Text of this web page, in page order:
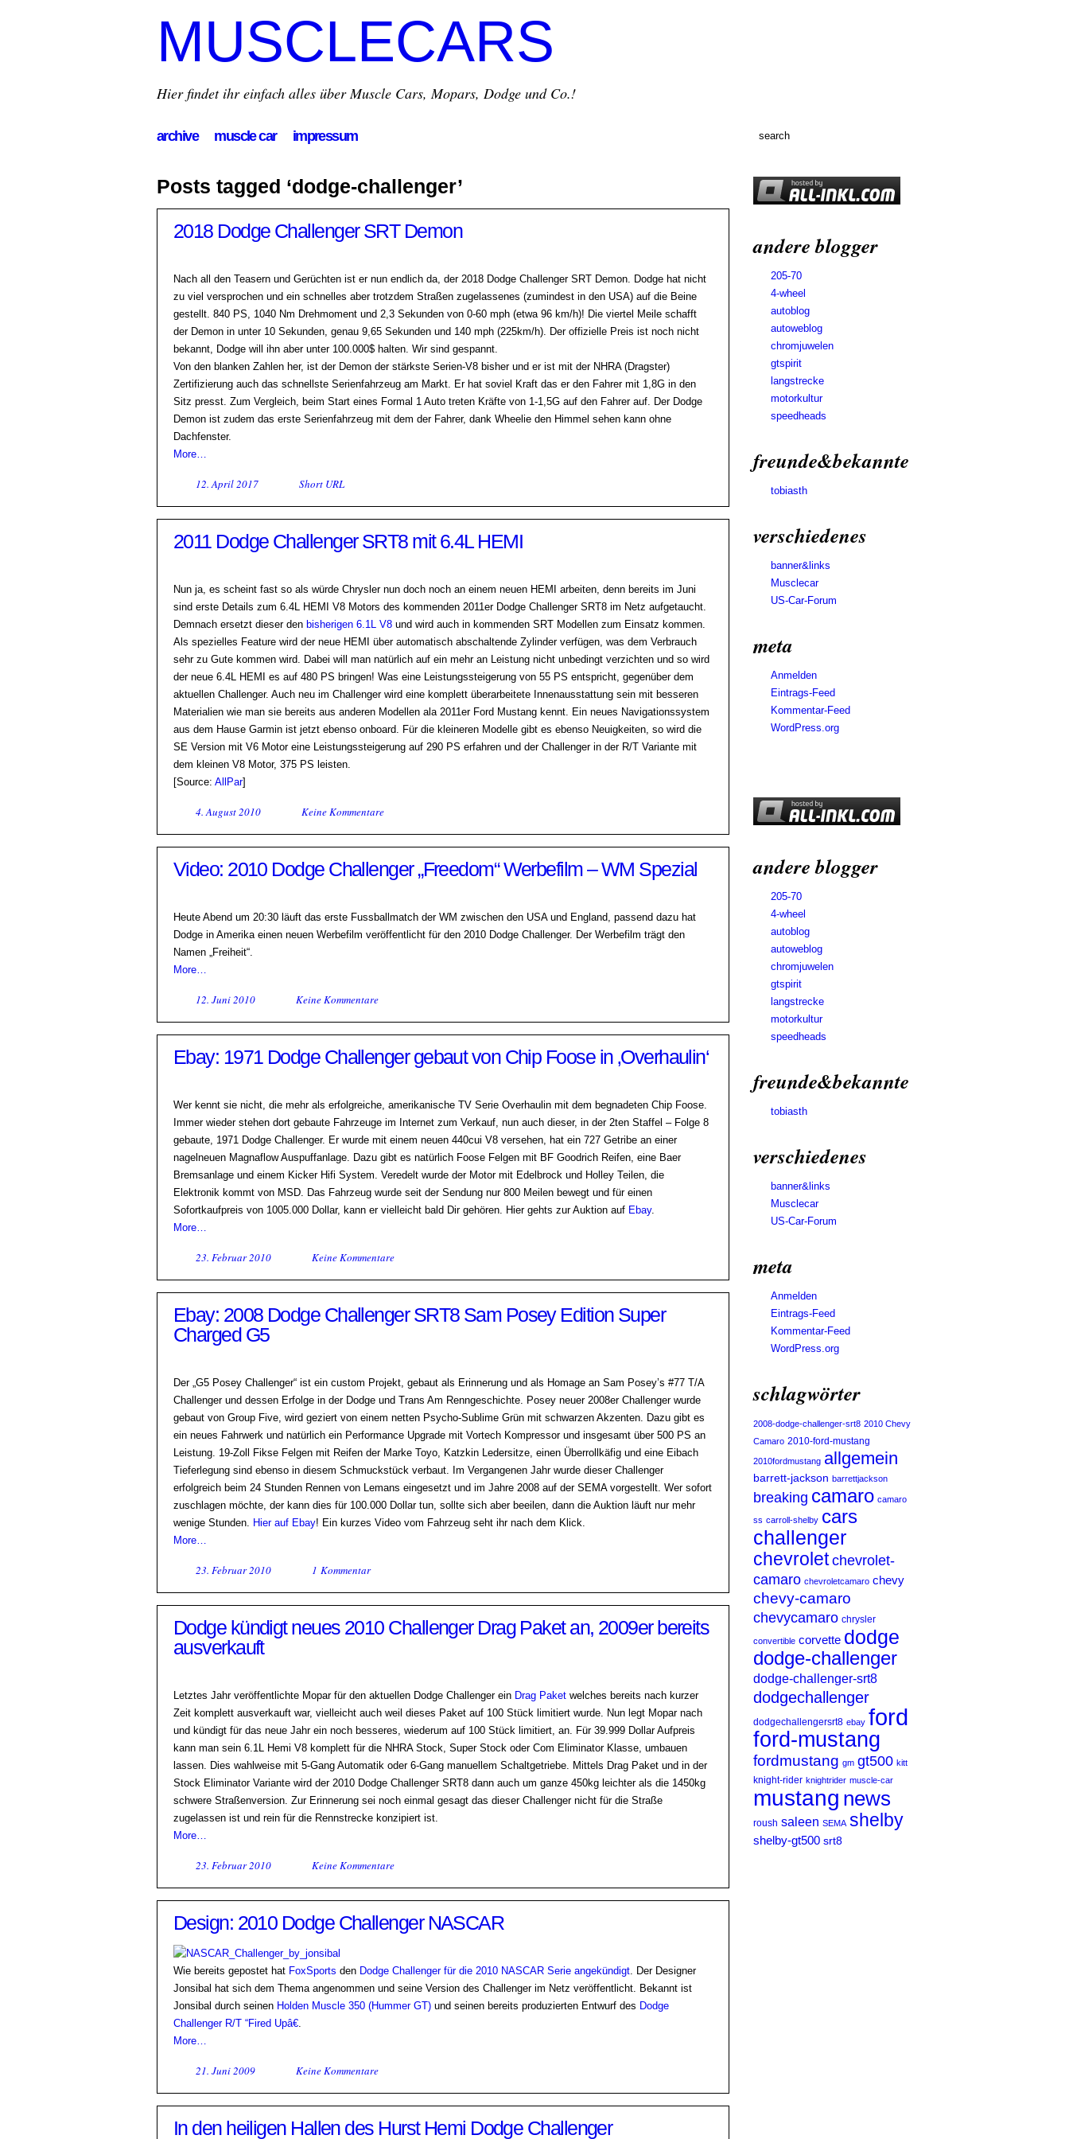
MUSCLECARS
Hier findet ihr einfach alles über Muscle Cars, Mopars, Dodge und Co.!
archive muscle car impressum
andere blogger
205-70
4-wheel
autoblog
autoweblog
chromjuwelen
gtspirit
langstrecke
motorkultur
speedheads
freunde&bekannte
tobiasth
verschiedenes
banner&links
Musclecar
US-Car-Forum
meta
Anmelden
Eintrags-Feed
Kommentar-Feed
WordPress.org
andere blogger
205-70
4-wheel
autoblog
autoweblog
chromjuwelen
gtspirit
langstrecke
motorkultur
speedheads
freunde&bekannte
tobiasth
verschiedenes
banner&links
Musclecar
US-Car-Forum
meta
Anmelden
Eintrags-Feed
Kommentar-Feed
WordPress.org
schlagwörter
2008-dodge-challenger-srt8 2010 Chevy
Camaro 2010-ford-mustang
2010fordmustang allgemein
barrett-jackson barrettjackson
breaking camaro camaro
ss carroll-shelby cars
challenger
chevrolet chevrolet-
camaro chevroletcamaro chevy
chevy-camaro
chevycamaro chrysler
convertible corvette dodge
dodge-challenger
dodge-challenger-srt8
dodgechallenger
dodgechallengersrt8 ebay ford
ford-mustang
fordmustang gm gt500 kitt
knight-rider knightrider muscle-car
mustang news
roush saleen SEMA shelby
shelby-gt500 srt8
Posts tagged ‘dodge-challenger’
2018 Dodge Challenger SRT Demon
Nach all den Teasern und Gerüchten ist er nun endlich da, der 2018 Dodge Challenger SRT Demon. Dodge hat nicht
zu viel versprochen und ein schnelles aber trotzdem Straßen zugelassenes (zumindest in den USA) auf die Beine
gestellt. 840 PS, 1040 Nm Drehmoment und 2,3 Sekunden von 0-60 mph (etwa 96 km/h)! Die viertel Meile schafft
der Demon in unter 10 Sekunden, genau 9,65 Sekunden und 140 mph (225km/h). Der offizielle Preis ist noch nicht
bekannt, Dodge will ihn aber unter 100.000$ halten. Wir sind gespannt.
Von den blanken Zahlen her, ist der Demon der stärkste Serien-V8 bisher und er ist mit der NHRA (Dragster)
Zertifizierung auch das schnellste Serienfahrzeug am Markt. Er hat soviel Kraft das er den Fahrer mit 1,8G in den
Sitz presst. Zum Vergleich, beim Start eines Formal 1 Auto treten Kräfte von 1-1,5G auf den Fahrer auf. Der Dodge
Demon ist zudem das erste Serienfahrzeug mit dem der Fahrer, dank Wheelie den Himmel sehen kann ohne
Dachfenster.
More…
12. April 2017 Short URL
2011 Dodge Challenger SRT8 mit 6.4L HEMI
Nun ja, es scheint fast so als würde Chrysler nun doch noch an einem neuen HEMI arbeiten, denn bereits im Juni
sind erste Details zum 6.4L HEMI V8 Motors des kommenden 2011er Dodge Challenger SRT8 im Netz aufgetaucht.
Demnach ersetzt dieser den bisherigen 6.1L V8 und wird auch in kommenden SRT Modellen zum Einsatz kommen.
Als spezielles Feature wird der neue HEMI über automatisch abschaltende Zylinder verfügen, was dem Verbrauch
sehr zu Gute kommen wird. Dabei will man natürlich auf ein mehr an Leistung nicht unbedingt verzichten und so wird
der neue 6.4L HEMI es auf 480 PS bringen! Was eine Leistungssteigerung von 55 PS entspricht, gegenüber dem
aktuellen Challenger. Auch neu im Challenger wird eine komplett überarbeitete Innenausstattung sein mit besseren
Materialien wie man sie bereits aus anderen Modellen ala 2011er Ford Mustang kennt. Ein neues Navigationssystem
aus dem Hause Garmin ist jetzt ebenso onboard. Für die kleineren Modelle gibt es ebenso Neuigkeiten, so wird die
SE Version mit V6 Motor eine Leistungssteigerung auf 290 PS erfahren und der Challenger in der R/T Variante mit
dem kleinen V8 Motor, 375 PS leisten.
[Source: AllPar]
4. August 2010 Keine Kommentare
Video: 2010 Dodge Challenger „Freedom“ Werbefilm – WM Spezial
Heute Abend um 20:30 läuft das erste Fussballmatch der WM zwischen den USA und England, passend dazu hat
Dodge in Amerika einen neuen Werbefilm veröffentlicht für den 2010 Dodge Challenger. Der Werbefilm trägt den
Namen „Freiheit“.
More…
12. Juni 2010 Keine Kommentare
Ebay: 1971 Dodge Challenger gebaut von Chip Foose in ‚Overhaulin‘
Wer kennt sie nicht, die mehr als erfolgreiche, amerikanische TV Serie Overhaulin mit dem begnadeten Chip Foose.
Immer wieder stehen dort gebaute Fahrzeuge im Internet zum Verkauf, nun auch dieser, in der 2ten Staffel – Folge 8
gebaute, 1971 Dodge Challenger. Er wurde mit einem neuen 440cui V8 versehen, hat ein 727 Getribe an einer
nagelneuen Magnaflow Auspuffanlage. Dazu gibt es natürlich Foose Felgen mit BF Goodrich Reifen, eine Baer
Bremsanlage und einem Kicker Hifi System. Veredelt wurde der Motor mit Edelbrock und Holley Teilen, die
Elektronik kommt von MSD. Das Fahrzeug wurde seit der Sendung nur 800 Meilen bewegt und für einen
Sofortkaufpreis von 1005.000 Dollar, kann er vielleicht bald Dir gehören. Hier gehts zur Auktion auf Ebay.
More…
23. Februar 2010 Keine Kommentare
Ebay: 2008 Dodge Challenger SRT8 Sam Posey Edition Super
Charged G5
Der „G5 Posey Challenger“ ist ein custom Projekt, gebaut als Erinnerung und als Homage an Sam Posey’s #77 T/A
Challenger und dessen Erfolge in der Dodge und Trans Am Renngeschichte. Posey neuer 2008er Challenger wurde
gebaut von Group Five, wird geziert von einem netten Psycho-Sublime Grün mit schwarzen Akzenten. Dazu gibt es
ein neues Fahrwerk und natürlich ein Performance Upgrade mit Vortech Kompressor und insgesamt über 500 PS an
Leistung. 19-Zoll Fikse Felgen mit Reifen der Marke Toyo, Katzkin Ledersitze, einen Überrollkäfig und eine Eibach
Tieferlegung sind ebenso in diesem Schmuckstück verbaut. Im Vergangenen Jahr wurde dieser Challenger
erfolgreich beim 24 Stunden Rennen von Lemans eingesetzt und im Jahre 2008 auf der SEMA vorgestellt. Wer sofort
zuschlagen möchte, der kann dies für 100.000 Dollar tun, sollte sich aber beeilen, dann die Auktion läuft nur mehr
wenige Stunden. Hier auf Ebay! Ein kurzes Video vom Fahrzeug seht ihr nach dem Klick.
More…
23. Februar 2010 1 Kommentar
Dodge kündigt neues 2010 Challenger Drag Paket an, 2009er bereits
ausverkauft
Letztes Jahr veröffentlichte Mopar für den aktuellen Dodge Challenger ein Drag Paket welches bereits nach kurzer
Zeit komplett ausverkauft war, vielleicht auch weil dieses Paket auf 100 Stück limitiert wurde. Nun legt Mopar nach
und kündigt für das neue Jahr ein noch besseres, wiederum auf 100 Stück limitiert, an. Für 39.999 Dollar Aufpreis
kann man sein 6.1L Hemi V8 komplett für die NHRA Stock, Super Stock oder Com Eliminator Klasse, umbauen
lassen. Dies wahlweise mit 5-Gang Automatik oder 6-Gang manuellem Schaltgetriebe. Mittels Drag Paket und in der
Stock Eliminator Variante wird der 2010 Dodge Challenger SRT8 dann auch um ganze 450kg leichter als die 1450kg
schwere Straßenversion. Zur Erinnerung sei noch einmal gesagt das dieser Challenger nicht für die Straße
zugelassen ist und rein für die Rennstrecke konzipiert ist.
More…
23. Februar 2010 Keine Kommentare
Design: 2010 Dodge Challenger NASCAR
Wie bereits gepostet hat FoxSports den Dodge Challenger für die 2010 NASCAR Serie angekündigt. Der Designer
Jonsibal hat sich dem Thema angenommen und seine Version des Challenger im Netz veröffentlicht. Bekannt ist
Jonsibal durch seinen Holden Muscle 350 (Hummer GT) und seinen bereits produzierten Entwurf des Dodge
Challenger R/T “Fired Upâ€.
More…
21. Juni 2009 Keine Kommentare
In den heiligen Hallen des Hurst Hemi Dodge Challenger